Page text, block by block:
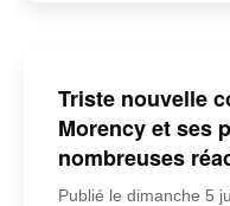
Triste nouvelle
Morency et ses
nombreuses
Publié le dimanche 5